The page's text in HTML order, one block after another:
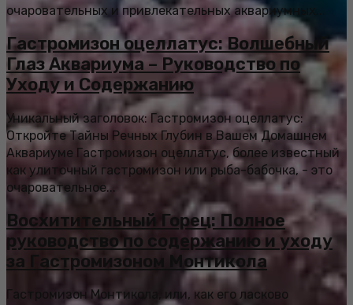
очаровательных и привлекательных аквариумных...
Гастромизон оцеллатус: Волшебный
Глаз Аквариума – Руководство по
Уходу и Содержанию
Уникальный заголовок: Гастромизон оцеллатус:
Откройте Тайны Речных Глубин в Вашем Домашнем
Аквариуме Гастромизон оцеллатус, более известный
как улиточный гастромизон или рыба-бабочка, - это
очаровательное...
Восхитительный Горец: Полное
руководство по содержанию и уходу
за Гастромизоном Монтикола
Гастромизон Монтикола, или, как его ласково